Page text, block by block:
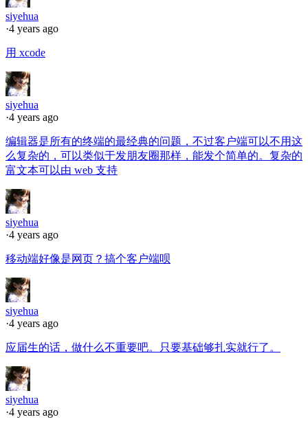
siyehua
·4 years ago
用 xcode
siyehua
·4 years ago
编辑器是所有的终端的最经典的问题，不过客户端可以不用这
么复杂的，可以类似于发朋友圈那样，能发个简单的。复杂的
富文本可以由 web 支持
siyehua
·4 years ago
移动端好像是网页？搞个客户端呗
siyehua
·4 years ago
应届生的话，做什么不重要吧。只要基础够扎实就行了。
siyehua
·4 years ago